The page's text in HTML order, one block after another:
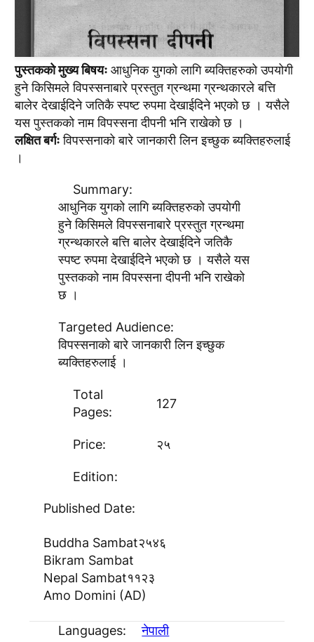
पुस्तकको मुख्य बिषयःआधुनिक युगको लागि ब्यक्तिहरुको उपयोगी
हुने किसिमले विपस्सनाबारे प्रस्तुत ग्रन्थमा ग्रन्थकारले बत्ति
बालेर देखाईदिने जतिकै स्पष्ट रुपमा देखाईदिने भएको छ । यसैले
यस पुस्तकको नाम विपस्सना दीपनी भनि राखेको छ ।
लक्षित बर्गःविपस्सनाको बारे जानकारी लिन इच्छुक ब्यक्तिहरुलाई
।
Summary:
आधुनिक युगको लागि ब्यक्तिहरुको उपयोगी
हुने किसिमले विपस्सनाबारे प्रस्तुत ग्रन्थमा
ग्रन्थकारले बत्ति बालेर देखाईदिने जतिकै
स्पष्ट रुपमा देखाईदिने भएको छ । यसैले यस
पुस्तकको नाम विपस्सना दीपनी भनि राखेको
छ ।
Targeted Audience:
विपस्सनाको बारे जानकारी लिन इच्छुक
ब्यक्तिहरुलाई ।
Total
Pages:
127
Price: २५
Edition:
Published Date:
Buddha Sambat२५४६
Bikram Sambat
Nepal Sambat११२३
Amo Domini (AD)
Languages: नेपाली